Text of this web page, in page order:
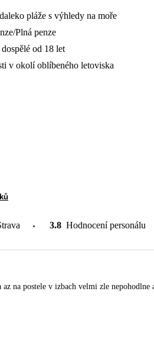
pláže s výhledy na moře
Plná penze
od 18 let
v okolí oblíbeného letoviska
3.8 Hodnocení personálu
na postele v izbach velmi zle nepohodlne